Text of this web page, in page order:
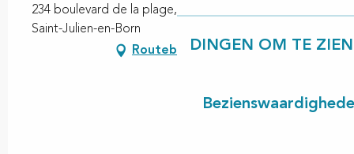
DINGEN OM TE
234 boulevard de la plage, Contis-Plage, 40170
Saint-Julien-en-Born
Routebeschrijving